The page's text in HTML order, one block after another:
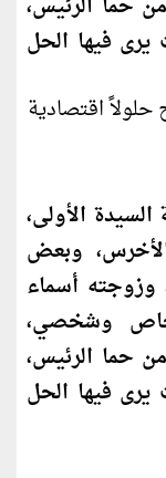
فيها الحل
اقتصادية
الأولى،
وبعض
وزوجته أسماء
وشخصي،
حما الرئيس،
فيها الحل